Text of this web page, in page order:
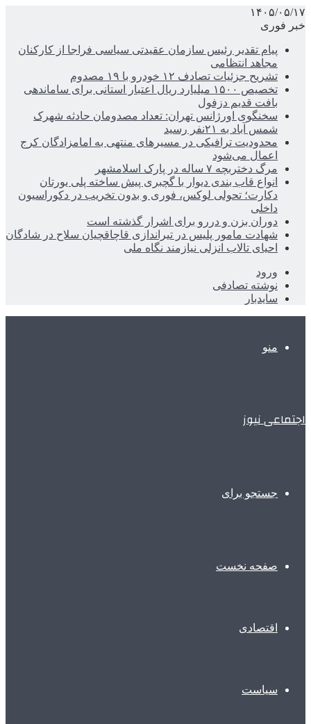
۱۴۰۵/۰۵/۱۷
خبر فوری
پیام تقدیر رئیس سازمان عقیدتی سیاسی فراجا از کارکنان
مجاهد انتظامی
تشریح جزئیات تصادف ۱۲ خودرو با ۱۹ مصدوم
تخصیص ۱۵۰۰ میلیارد ریال اعتبار استانی برای ساماندهی
بافت قدیم دزفول
سخنگوی اورژانس تهران: تعداد مصدومان حادثه شهرک
شمس آباد به ۲۱نفر رسید
محدودیت ترافیکی در مسیرهای منتهی به امامزادگان کرج
اعمال می‌شود
مرگ دختربچه ۷ ساله در پارک اسلامشهر
انواع قاب بندی دیوار با گچبری پیش ساخته پلی یورتان
دکارت؛ تحولی لوکس، فوری و بدون تخریب در دکوراسیون
داخلی
دوران بزن و دررو برای اشرار گذشته است
شهادت مامور پلیس در تیراندازی قاچاقچیان سلاح در شادگان
احیای تالاب انزلی نیازمند نگاه ملی
ورود
نوشته تصادفی
سایدبار
منو
اجتماعی نیوز
جستجو برای
صفحه نخست
اقتصادی
سیاست